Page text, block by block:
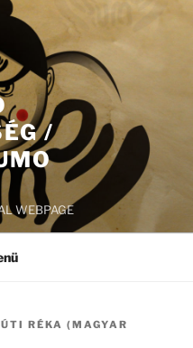
/
WEBPAGE
RÉKA (MAGYAR